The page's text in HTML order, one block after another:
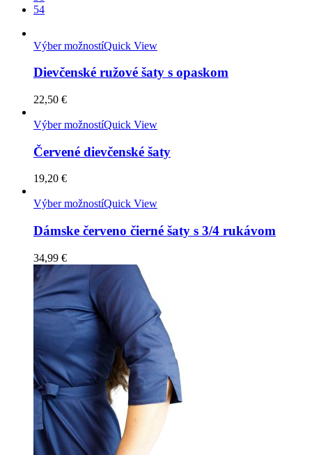
54
Výber možnostíQuick View
Dievčenské ružové šaty s opaskom
22,50 €
Výber možnostíQuick View
Červené dievčenské šaty
19,20 €
Výber možnostíQuick View
Dámske červeno čierné šaty s 3/4 rukávom
34,99 €